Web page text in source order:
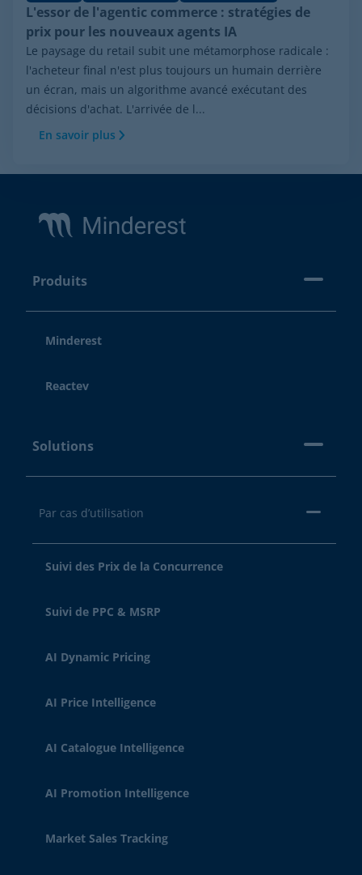
L'essor de l'agentic commerce : stratégies de
prix pour les nouveaux agents IA
Le paysage du retail subit une métamorphose radicale :
l'acheteur final n'est plus toujours un humain derrière
un écran, mais un algorithme avancé exécutant des
décisions d'achat. L'arrivée de l...
En savoir plus
Produits
Minderest
Reactev
Solutions
Par cas d’utilisation
Suivi des Prix de la Concurrence
Suivi de PPC & MSRP
AI Dynamic Pricing
AI Price Intelligence
AI Catalogue Intelligence
AI Promotion Intelligence
Market Sales Tracking